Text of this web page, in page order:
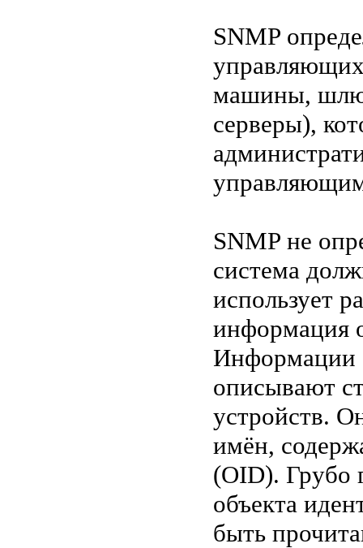
SNMP
управляющих
машины,
серверы),
SNMP не
система
использует
информация
Информации
описывают
устройств.
имён,
(OID). Грубо
объекта
быть